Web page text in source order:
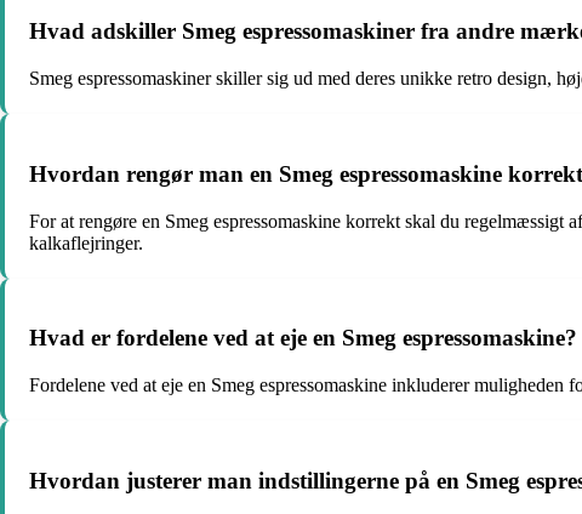
Hvad adskiller Smeg espressomaskiner fra andre
Smeg espressomaskiner skiller sig ud med deres unikke retro design,
Hvordan rengør man en Smeg espressomaskine
For at rengøre en Smeg espressomaskine korrekt skal du
kalkaflejringer.
Hvad er fordelene ved at eje en Smeg espressomaskine?
Fordelene ved at eje en Smeg espressomaskine inkluderer
Hvordan justerer man indstillingerne på en Smeg